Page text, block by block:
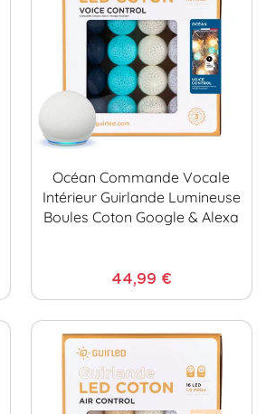
Océan Commande Vocale
Intérieur Guirlande Lumineuse
Boules Coton Google & Alexa
44,99 €